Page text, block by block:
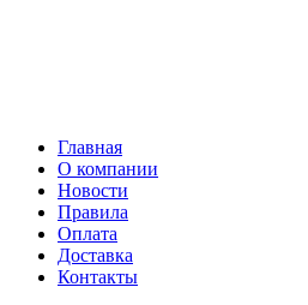
Главная
О компании
Новости
Правила
Оплата
Доставка
Контакты